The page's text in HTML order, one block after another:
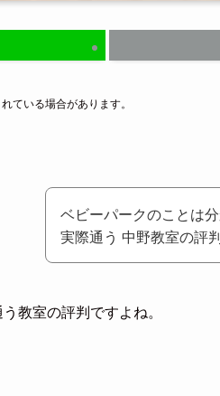
ている場合があります。
ベビーパークのことは
実際通う 中野教室の評
教室の評判ですよね。